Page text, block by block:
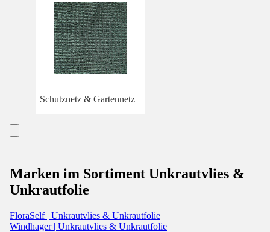
Schutznetz & Gartennetz
Marken im Sortiment Unkrautvlies &
Unkrautfolie
FloraSelf | Unkrautvlies & Unkrautfolie
Windhager | Unkrautvlies & Unkrautfolie